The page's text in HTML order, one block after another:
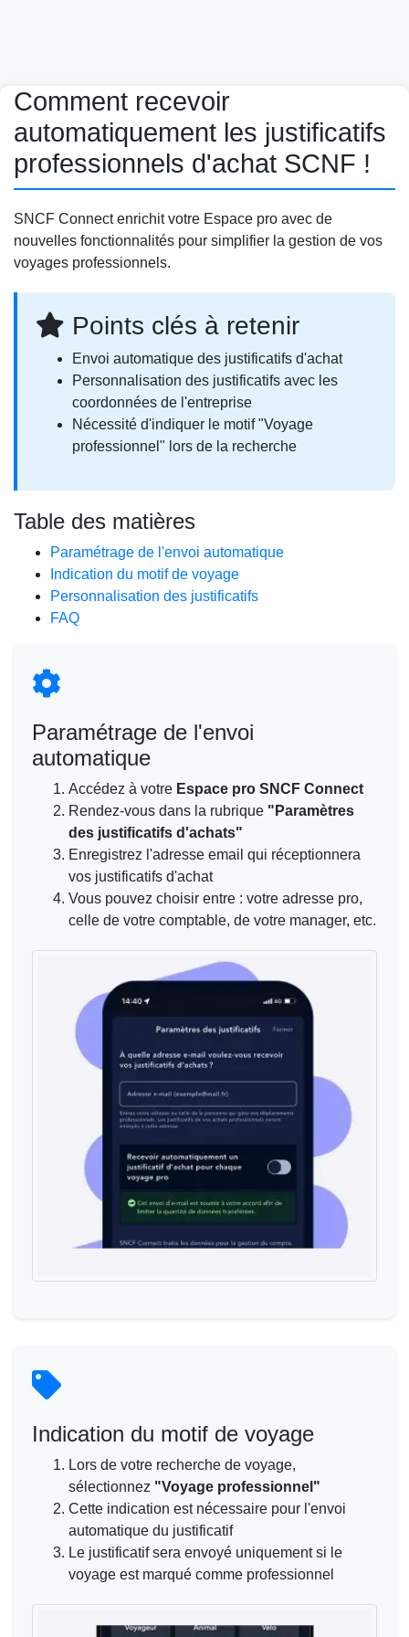
Comment recevoir
automatiquement les justificatifs
professionnels d'achat SCNF !
SNCF Connect enrichit votre Espace pro avec de
nouvelles fonctionnalités pour simplifier la gestion de vos
voyages professionnels.
Points clés à retenir
Envoi automatique des justificatifs d'achat
Personnalisation des justificatifs avec les
coordonnées de l'entreprise
Nécessité d'indiquer le motif "Voyage
professionnel" lors de la recherche
Table des matières
Paramétrage de l'envoi automatique
Indication du motif de voyage
Personnalisation des justificatifs
FAQ
Paramétrage de l'envoi
automatique
Accédez à votre Espace pro SNCF Connect
Rendez-vous dans la rubrique "Paramètres
des justificatifs d'achats"
Enregistrez l'adresse email qui réceptionnera
vos justificatifs d'achat
Vous pouvez choisir entre : votre adresse pro,
celle de votre comptable, de votre manager, etc.
Indication du motif de voyage
Lors de votre recherche de voyage,
sélectionnez "Voyage professionnel"
Cette indication est nécessaire pour l'envoi
automatique du justificatif
Le justificatif sera envoyé uniquement si le
voyage est marqué comme professionnel